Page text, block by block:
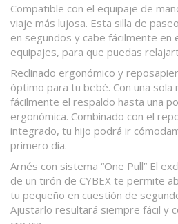
Compatible con el equipaje de
viaje más lujosa. Esta silla de
en segundos y cabe fácilmente en
equipajes, para que puedas
Reclinado ergonómico y
óptimo para tu bebé. Con una sola
fácilmente el respaldo hasta una
ergonómica. Combinado con el
integrado, tu hijo podrá ir
primero día.
Arnés con sistema “One Pull” El
de un tirón de CYBEX te permite
tu pequeño en cuestión de
Ajustarlo resultará siempre fácil y